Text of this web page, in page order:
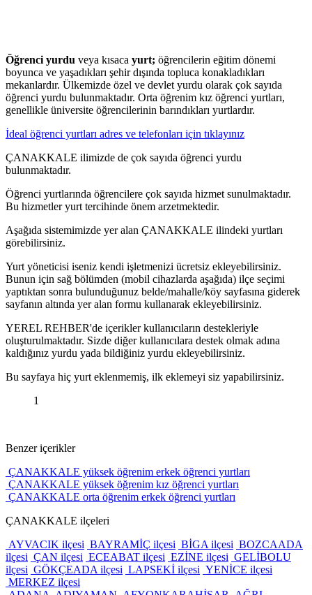
Öğrenci yurdu veya kısaca yurt; öğrencilerin eğitim dönemi
boyunca ve yaşadıkları şehir dışında topluca konakladıkları
mekanlardır. Ülkemizde özel ve devlet yurdu olarak çok sayıda
öğrenci yurdu bulunmaktadır. Orta öğrenim kız öğrenci yurtları,
genellikle üniversite öğrencilerinin barındıkları yurtlardır.
İdeal öğrenci yurtları adres ve telefonları için tıklayınız
ÇANAKKALE ilimizde de çok sayıda öğrenci yurdu
bulunmaktadır.
Öğrenci yurtlarında öğrencilere çok sayıda hizmet sunulmaktadır.
Bu hizmetler yurt tercihinde önem arzetmektedir.
Aşağıda sistemimizde yer alan ÇANAKKALE ilindeki yurtları
görebilirsiniz.
Yurt yöneticisi iseniz kendi işletmenizi ücretsiz ekleyebilirsiniz.
Bunun için sağ bölümden (mobil cihazlarda aşağıda) ilçe seçimi
yaptıktan sonra bulunduğunuz belde/mahalle/köy sayfasına giderek
sayfanın altında yer alan formu kullanarak ekleyebilirsiniz.
YEREL REHBER'de içerikler kullanıcıların destekleriyle
oluşturulmaktadır. Sizde diğer kullanıcılara destek olmak adına
kaldığınız yurdu yada bildiğiniz yurdu ekleyebilirsiniz.
Bu sayfaya hiç yurt eklenmemiş, ilk eklemeyi siz yapabilirsiniz.
1
Benzer içerikler
ÇANAKKALE yüksek öğrenim erkek öğrenci yurtları
ÇANAKKALE yüksek öğrenim kız öğrenci yurtları
ÇANAKKALE orta öğrenim erkek öğrenci yurtları
ÇANAKKALE ilçeleri
AYVACIK ilçesi BAYRAMİÇ ilçesi BİGA ilçesi BOZCAADA
ilçesi ÇAN ilçesi ECEABAT ilçesi EZİNE ilçesi GELİBOLU
ilçesi GÖKÇEADA ilçesi LAPSEKİ ilçesi YENİCE ilçesi
MERKEZ ilçesi